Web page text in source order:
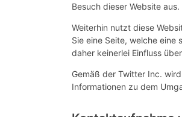
Besuch dieser Website aus.
Weiterhin nutzt diese
Sie eine Seite, welche
daher keinerlei Einfluss
Gemäß der Twitter Inc.
Informationen zu dem